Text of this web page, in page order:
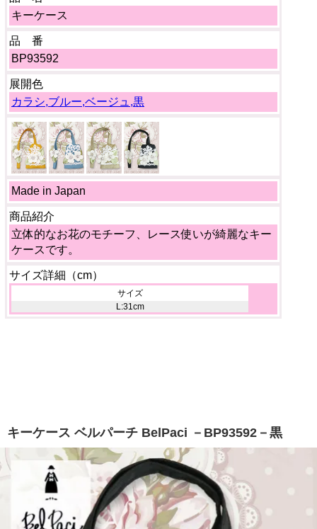
キーケース
品 番
BP93592
展開色
カラシ,ブルー,ベージュ,黒
Made in Japan
商品紹介
立体的なお花のモチーフ、レース使いが綺麗なキー
ケースです。
サイズ詳細（cm）
サイズ
L:31cm
キーケース ベルパーチ BelPaci －BP93592－黒